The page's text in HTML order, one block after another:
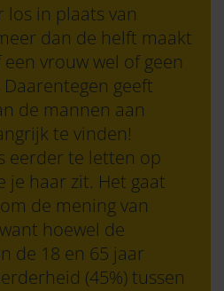
in plaats van
dan de helft maakt
vrouw wel of geen
geeft
de mannen aan
te vinden!
eerder te letten op
je haar zit. Het gaat
de mening van
hoewel de
de 18 en 65 jaar
(45%) tussen